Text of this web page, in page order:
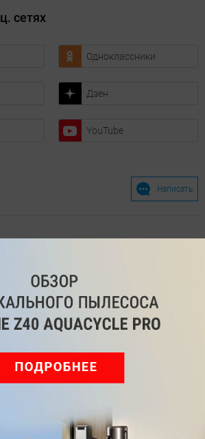
сетях
Одноклассники
Дзен
YouTube
Написать